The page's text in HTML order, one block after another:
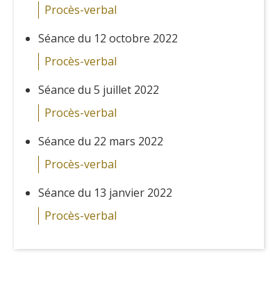
Procès-verbal
Séance du 12 octobre 2022
Procès-verbal
Séance du 5 juillet 2022
Procès-verbal
Séance du 22 mars 2022
Procès-verbal
Séance du 13 janvier 2022
Procès-verbal